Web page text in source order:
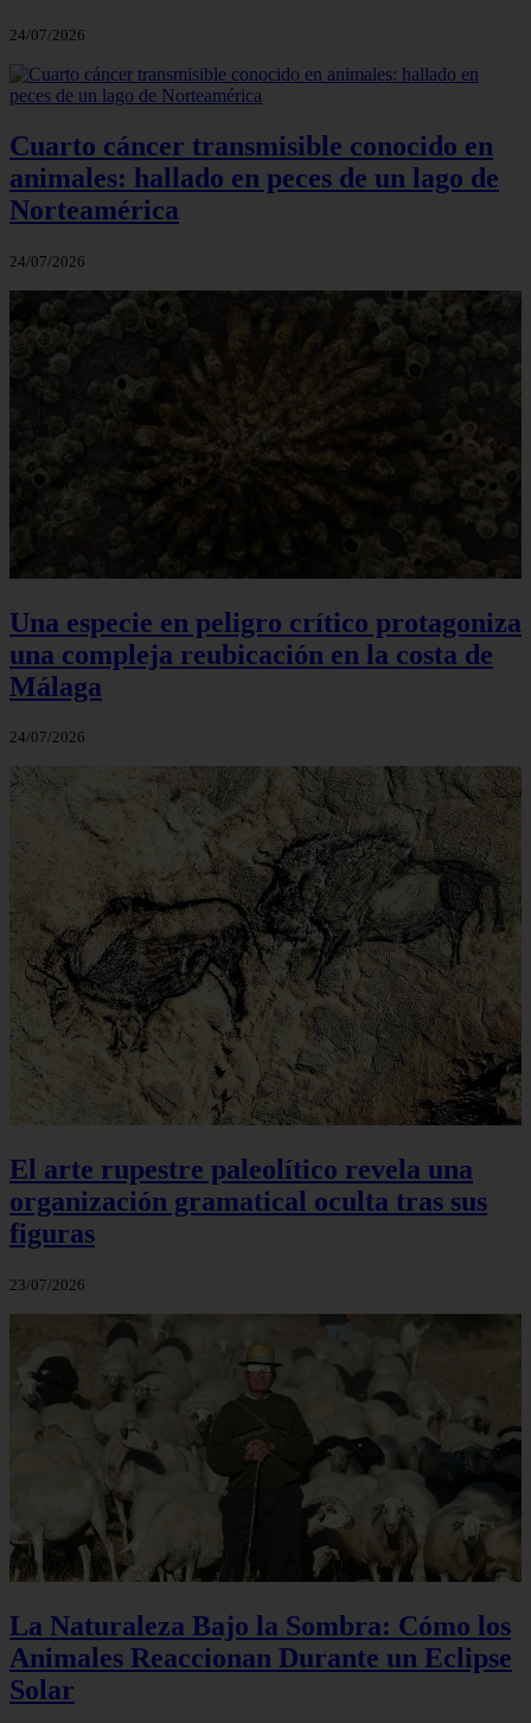
24/07/2026
Cuarto cáncer transmisible conocido en
animales: hallado en peces de un lago de
Norteamérica
24/07/2026
Una especie en peligro crítico protagoniza
una compleja reubicación en la costa de
Málaga
24/07/2026
El arte rupestre paleolítico revela una
organización gramatical oculta tras sus
figuras
23/07/2026
La Naturaleza Bajo la Sombra: Cómo los
Animales Reaccionan Durante un Eclipse
Solar